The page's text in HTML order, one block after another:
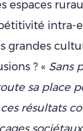
espaces
intra-
grandes
? « Sans
sa place
résultats